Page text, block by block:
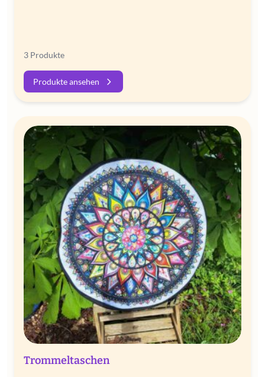
3 Produkte
Produkte ansehen
Trommeltaschen